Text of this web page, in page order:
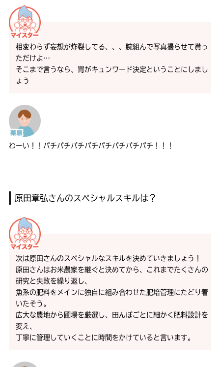
相変わらず妄想が炸裂してる、、、腕組んで写真撮らせて貰っ
ただけよ…
そこまで言うなら、胃がキュンワード決定ということにしまし
ょう
わーい！！パチパチパチパチパチパチパチパチ！！！
原田章弘さんのスペシャルスキルは？
次は原田さんのスペシャルなスキルを決めていきましょう！
原田さんはお米農家を継ぐと決めてから、これまでたくさんの
研究と失敗を繰り返し、
魚系の肥料をメインに独自に組み合わせた肥培管理にたどり着
いたそう。
広大な農地から圃場を厳選し、田んぼごとに細かく肥料設計を
変え、
丁寧に管理していくことに時間をかけていると言います。